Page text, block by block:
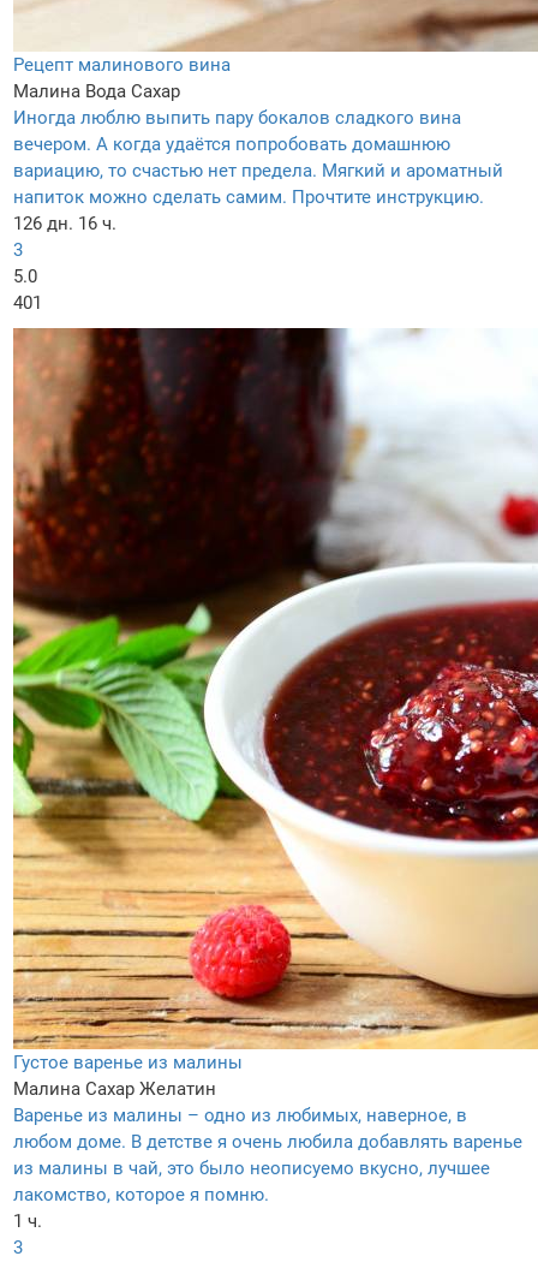
Рецепт малинового вина
Малина Вода Сахар
Иногда люблю выпить пару бокалов сладкого вина
вечером. А когда удаётся попробовать домашнюю
вариацию, то счастью нет предела. Мягкий и ароматный
напиток можно сделать самим. Прочтите инструкцию.
126 дн. 16 ч.
3
5.0
401
Густое варенье из малины
Малина Сахар Желатин
Варенье из малины – одно из любимых, наверное, в
любом доме. В детстве я очень любила добавлять варенье
из малины в чай, это было неописуемо вкусно, лучшее
лакомство, которое я помню.
1 ч.
3